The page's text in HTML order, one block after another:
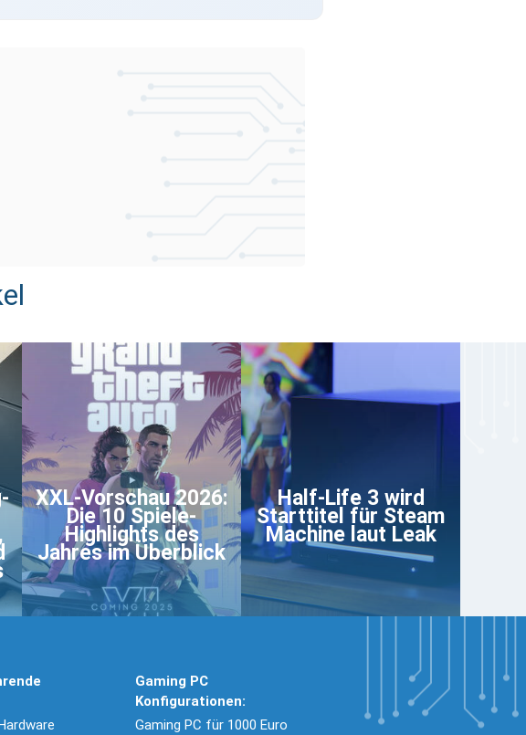
XXL-Vorschau 2026:
Die 10 Spiele-
Highlights des
Jahres im Überblick
Half-Life 3 wird
Starttitel für Steam
Machine laut Leak
Gaming PC
Konfigurationen:
Gaming PC für 1000 Euro